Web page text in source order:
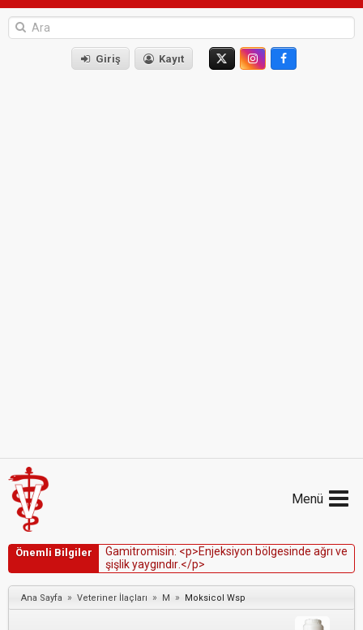
Giriş Kayıt
Menü
Önemli Bilgiler Gamitromisin: <p>Enjeksiyon bö gesinde ağrı ve
şişikyaygındır </p>
Ana Sayfa » Veteriner İlaçları » M » Moksicol Wsp